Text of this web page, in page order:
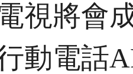
視將會
動電話